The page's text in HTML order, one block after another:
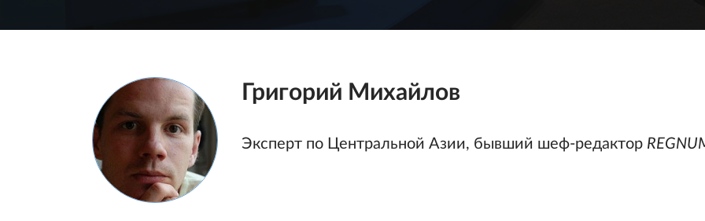
Григорий Михайлов
Эксперт по Центральной Азии, бывший шеф-редактор